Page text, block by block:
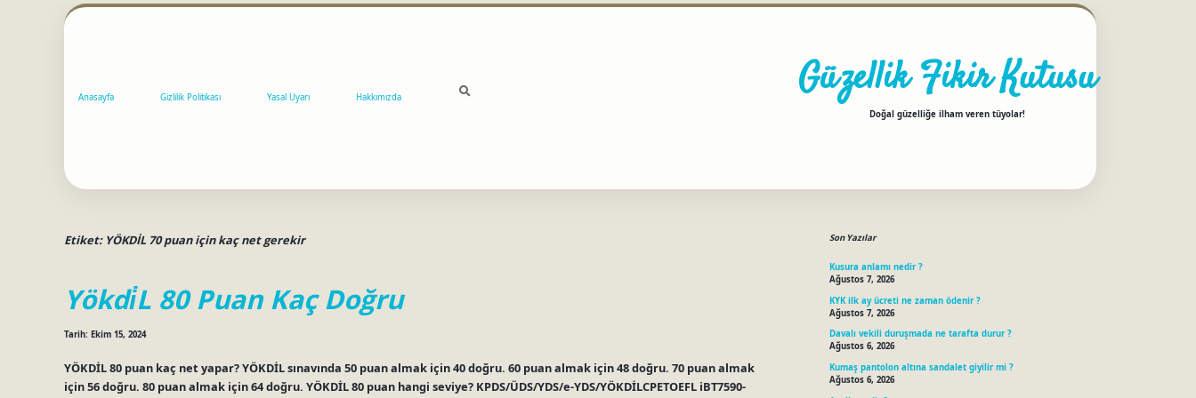
Anasayfa Gizlilik Politikası Yasal Uyarı Hakkımızda Güzellik Fikir Kutusu
Doğal güzelliğe ilham veren tüyolar!
Etiket: YÖKDİL 70 puan için kaç net gerekir
Yökdi̇L 80 Puan Kaç Doğru
Tarih: Ekim 15, 2024
YÖKDİL 80 puan kaç net yapar? YÖKDİL sınavında 50 puan almak için 40 doğru. 60 puan almak için 48 doğru. 70 puan almak
için 56 doğru. 80 puan almak için 64 doğru. YÖKDİL 80 puan hangi seviye? KPDS/ÜDS/YDS/e-YDS/YÖKDİLCPETOEFL iBT7590-
Son Yazılar
Kusura anlamı nedir ?
Ağustos 7, 2026
KYK ilk ay ücreti ne zaman ödenir ?
Ağustos 7, 2026
Davalı vekili duruşmada ne tarafta durur ?
Ağustos 6, 2026
Kumaş pantolon altına sandalet giyilir mi ?
Ağustos 6, 2026